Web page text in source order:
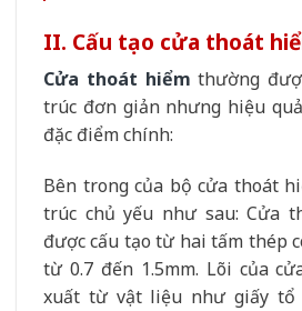
II. Cấu tạo cửa thoát
Cửa thoát hiểm thường
trúc đơn giản nhưng hiệu
đặc điểm chính:
Bên trong của bộ cửa thoát
trúc chủ yếu như sau: Cửa
được cấu tạo từ hai tấm thép
từ 0.7 đến 1.5mm. Lõi của
xuất từ vật liệu như giấy tổ